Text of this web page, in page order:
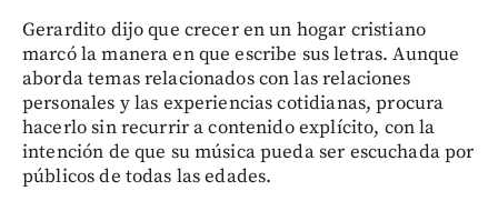
Gerardito dijo que crecer en un hogar cristiano
marcó la manera en que escribe sus letras. Aunque
aborda temas relacionados con las relaciones
personales y las experiencias cotidianas, procura
hacerlo sin recurrir a contenido explícito, con la
intención de que su música pueda ser escuchada por
públicos de todas las edades.